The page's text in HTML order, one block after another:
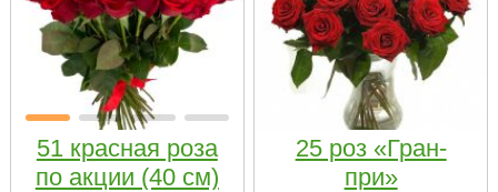
51 красная роза
по акции (40 см)
25 роз «Гран-
при»